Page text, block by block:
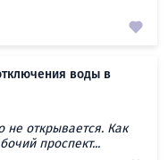
воды в
не открывается. Как
проспект...